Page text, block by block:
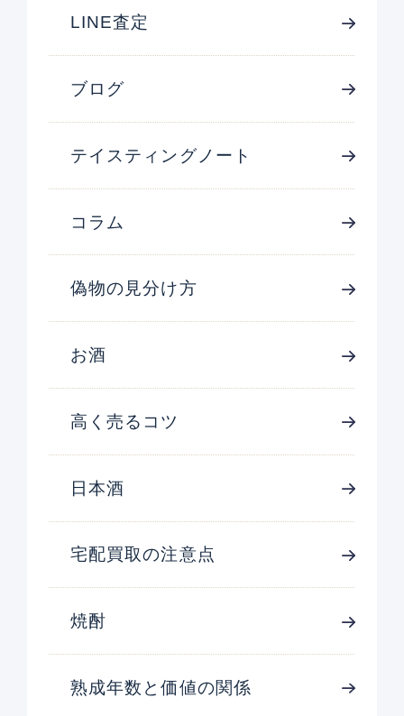
LINE査定
ブログ
テイスティングノート
コラム
偽物の見分け方
お酒
高く売るコツ
日本酒
宅配買取の注意点
焼酎
熟成年数と価値の関係